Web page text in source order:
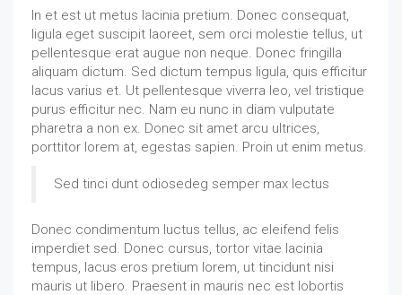
In et est ut metus lacinia pretium. Donec consequat,
ligula eget suscipit laoreet, sem orci molestie tellus, ut
pellentesque erat augue non neque. Donec fringilla
aliquam dictum. Sed dictum tempus ligula, quis efficitur
lacus varius et. Ut pellentesque viverra leo, vel tristique
purus efficitur nec. Nam eu nunc in diam vulputate
pharetra a non ex. Donec sit amet arcu ultrices,
porttitor lorem at, egestas sapien. Proin ut enim metus.
Sed tinci dunt odiosedeg semper max lectus
Donec condimentum luctus tellus, ac eleifend felis
imperdiet sed. Donec cursus, tortor vitae lacinia
tempus, lacus eros pretium lorem, ut tincidunt nisi
mauris ut libero. Praesent in mauris nec est lobortis